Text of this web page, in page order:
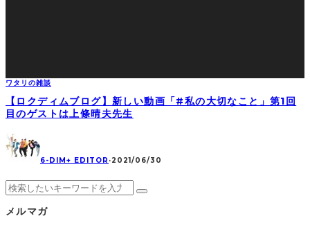
ワタリの雑談
【ロクディムブログ】新しい動画「#私の大切なこと」第1回
目のゲストは上條晴夫先生
6-DIM+ EDITOR ·2021/06/30
メルマガ